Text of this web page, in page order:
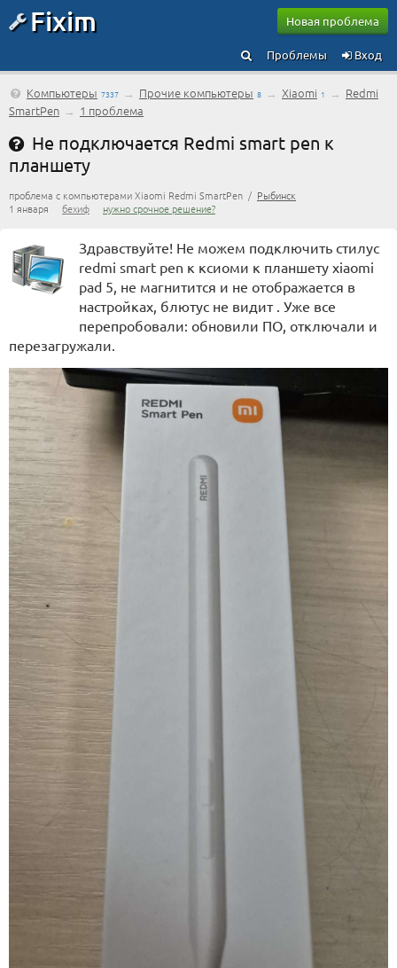
Fixim Новая проблема
Вход
Проблемы
Компьютеры 7337 → Прочие компьютеры 8 → Xiaomi 1 → Redmi
SmartPen → 1 проблема
Не подключается Redmi smart pen к
планшету
проблема с компьютерами Xiaomi Redmi SmartPen / Рыбинск
1 января бехиф нужно срочное решение?
Здравствуйте! Не можем подключить стилус
redmi smart pen к ксиоми к планшету xiaomi
pad 5, не магнитится и не отображается в
настройках, блютус не видит . Уже все
перепробовали: обновили ПО, отключали и
перезагружали.